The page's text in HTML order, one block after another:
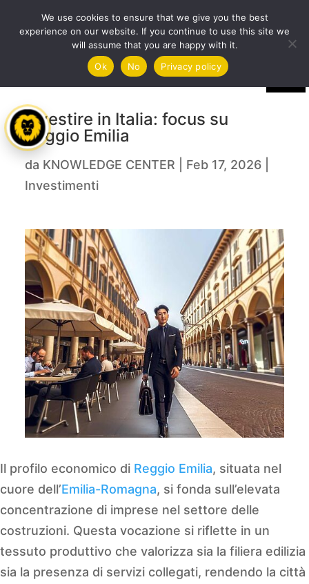
Investire in Italia: focus su
Reggio Emilia
da KNOWLEDGE CENTER Feb 17, 2026
Investimenti
Il profilo economico di Reggio Emilia, situata nel
cuore dell’Emilia-Romagna, si fonda sull’elevata
concentrazione di imprese nel settore delle
costruzioni. Questa vocazione si riflette in un
tessuto produttivo che valorizza sia la filiera edilizia
sia la presenza di servizi collegati, rendendo la città
We use cookies to ensure that we give you the best
experience on our website. If you continue to use this site we
will assume that you are happy with it.
Ok
No Privacy policy